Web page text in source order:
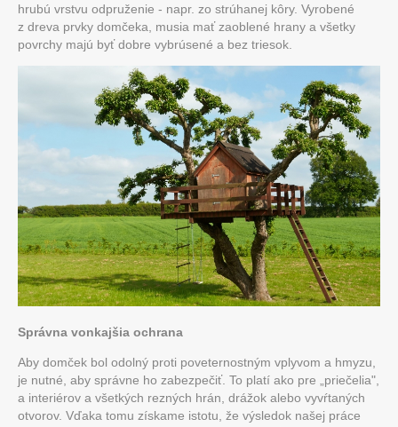
hrubú vrstvu odpruženie - napr. zo strúhanej kôry. Vyrobené
z dreva prvky domčeka, musia mať zaoblené hrany a všetky
povrchy majú byť dobre vybrúsené a bez triesok.
Správna vonkajšia ochrana
Aby domček bol odolný proti poveternostným vplyvom a hmyzu,
je nutné, aby správne ho zabezpečiť. To platí ako pre „priečelia",
a interiérov a všetkých rezných hrán, drážok alebo vyvŕtaných
otvorov. Vďaka tomu získame istotu, že výsledok našej práce